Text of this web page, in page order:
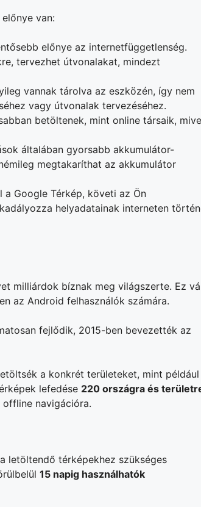
van:
előnye az internetfüggetlenség.
tervezhet útvonalakat, mindezt
vannak tárolva az eszközén, így nem
vagy útvonalak tervezéséhez.
betöltenek, mint online társaik,
általában gyorsabb akkumulátor-
megtakaríthat az akkumulátor
a Google Térkép, követi az Ön
helyadatainak interneten
milliárdok bíznak meg világszerte. Ez
az Android felhasználók számára.
fejlődik, 2015-ben bevezették az
a konkrét területeket, mint például
lefedése 220 országra és
navigációra.
letöltendő térképekhez szükséges
15 napig használhatók